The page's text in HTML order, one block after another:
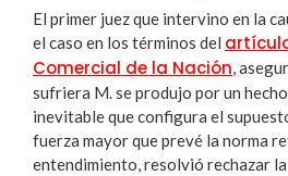
El primer juez que intervino en la
el caso en los términos del
Comercial de la Nación,
sufriera M. se produjo por un
inevitable que configura el
fuerza mayor que prevé la norma
entendimiento, resolvió rechazar la